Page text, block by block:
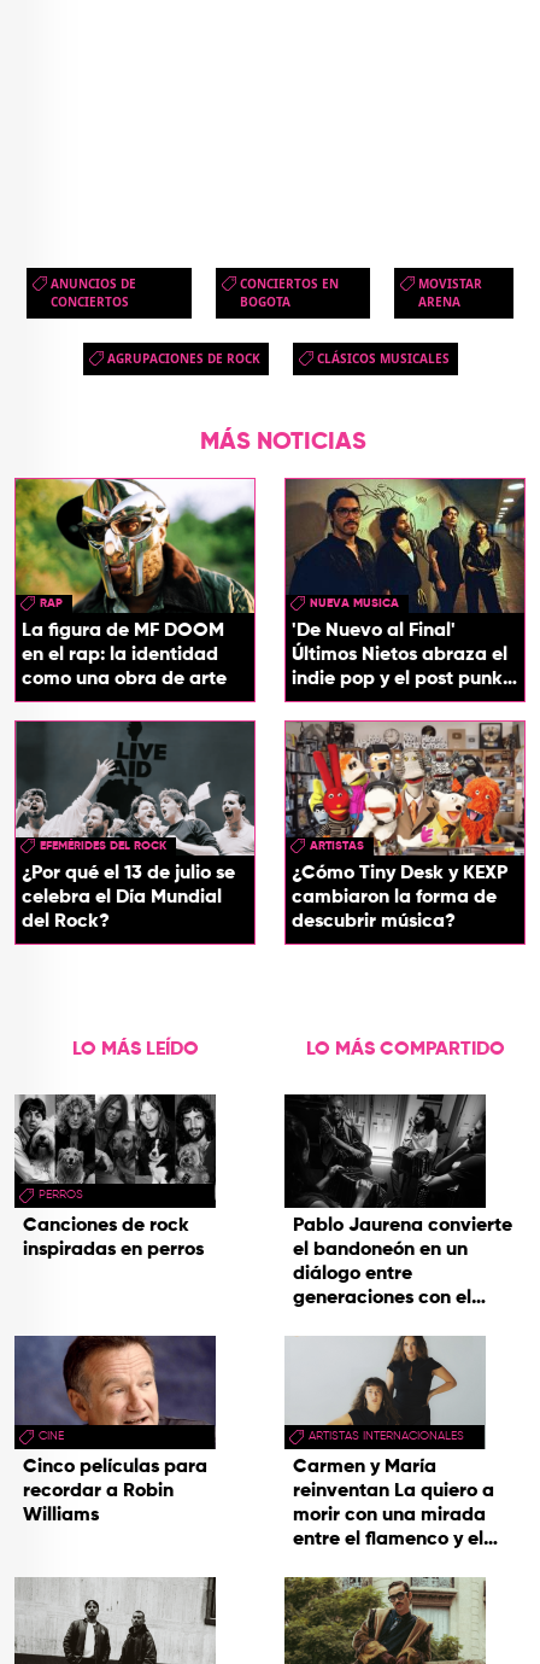
ANUNCIOS DE
CONCIERTOS
CONCIERTOS EN
BOGOTA
MOVISTAR
ARENA
AGRUPACIONES DE ROCK CLÁSICOS MUSICALES
MÁS NOTICIAS
RAP
La figura de MF DOOM
en el rap: la identidad
como una obra de arte
NUEVA MUSICA
'De Nuevo al Final'
Últimos Nietos abraza el
indie pop y el post punk
en su nuevo EP
EFEMÉRIDES DEL ROCK
¿Por qué el 13 de julio se
celebra el Día Mundial
del Rock?
ARTISTAS
¿Cómo Tiny Desk y KEXP
cambiaron la forma de
descubrir música?
LO MÁS LEÍDO
PERROS
Canciones de rock
inspiradas en perros
CINE
Cinco películas para
recordar a Robin
Williams
LO MÁS COMPARTIDO
Pablo Jaurena convierte
el bandoneón en un
diálogo entre
generaciones con el
hecho cenizas
ARTISTAS INTERNACIONALES
Carmen y María
reinventan La quiero a
morir con una mirada
entre el flamenco y el